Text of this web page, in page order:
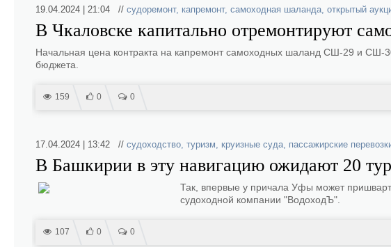
19.04.2024 | 21:04 // судоремонт, капремонт, самоходная шаланда, открытый
В Чкаловске капитально отремонтируют
Начальная цена контракта на капремонт самоходных шаланд СШ-29 и СШ-
бюджета.
159 0 0
17.04.2024 | 13:42 // судоходство, туризм, круизные суда, пассажирские
В Башкирии в эту навигацию ожидают 20
Так, впервые у причала Уфы может
судоходной компании "ВодоходЪ".
107 0 0